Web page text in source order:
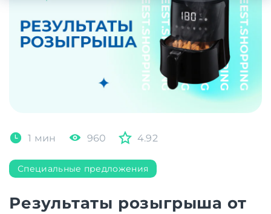
1 мин 960 4.92
Специальные предложения
Результаты розыгрыша от